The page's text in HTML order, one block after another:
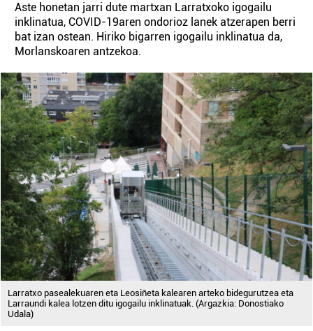
Aste honetan jarri dute martxan Larratxoko igogailu
inklinatua, COVID-19aren ondorioz lanek atzerapen berri
bat izan ostean. Hiriko bigarren igogailu inklinatua da,
Morlanskoaren antzekoa.
Larratxo pasealekuaren eta Leosiñeta kalearen arteko bidegurutzea eta
Larraundi kalea lotzen ditu igogailu inklinatuak. (Argazkia: Donostiako
Udala)